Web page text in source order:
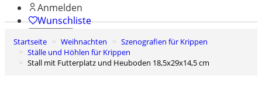
Anmelden
Wunschliste
0
Warenkorb
Startseite Weihnachten
Szenografien für Krippen
Ställe und Höhlen für Krippen
Stall mit Futterplatz und Heuboden 18,5x29x14,5 cm